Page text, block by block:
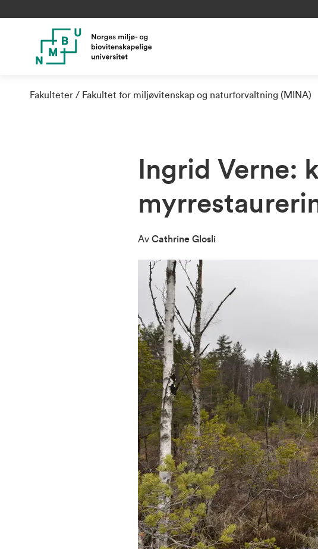
Fakulteter Fakultet for miljøvitenskap og naturforvaltning (MINA)
Ingrid Verne:
Av Cathrine Glosli